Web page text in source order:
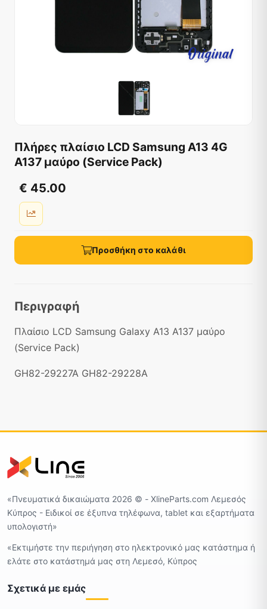
Πλήρες πλαίσιο LCD Samsung A13 4G
A137 μαύρο (Service Pack)
€ 45.00
Προσθήκη στο καλάθι
Περιγραφή
Πλαίσιο LCD Samsung Galaxy A13 A137 μαύρο
(Service Pack)
GH82-29227A GH82-29228A
«Πνευματικά δικαιώματα 2026 ©️ - XlineParts.com Λεμεσός
Κύπρος - Ειδικοί σε έξυπνα τηλέφωνα, tablet και εξαρτήματα
υπολογιστή»
«Εκτιμήστε την περιήγηση στο ηλεκτρονικό μας κατάστημα ή
ελάτε στο κατάστημά μας στη Λεμεσό, Κύπρος
Σχετικά με εμάς